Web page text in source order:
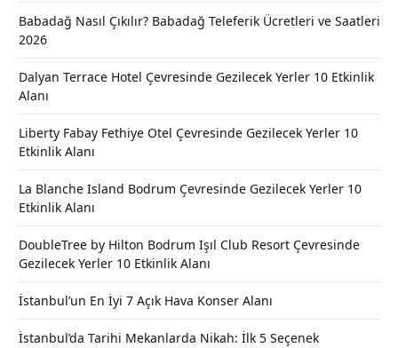
Babadağ Nasıl Çıkılır? Babadağ Teleferik Ücretleri ve Saatleri
2026
Dalyan Terrace Hotel Çevresinde Gezilecek Yerler 10 Etkinlik
Alanı
Liberty Fabay Fethiye Otel Çevresinde Gezilecek Yerler 10
Etkinlik Alanı
La Blanche Island Bodrum Çevresinde Gezilecek Yerler 10
Etkinlik Alanı
DoubleTree by Hilton Bodrum Işıl Club Resort Çevresinde
Gezilecek Yerler 10 Etkinlik Alanı
İstanbul’un En İyi 7 Açık Hava Konser Alanı
İstanbul’da Tarihi Mekanlarda Nikah: İlk 5 Seçenek